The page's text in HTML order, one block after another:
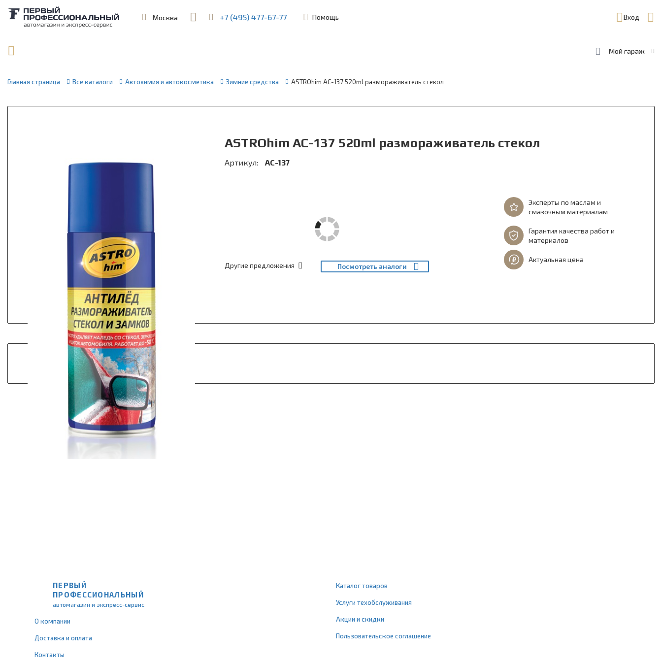
Москва ул. Шереметьевская, 45Б
+7 (495) 477-67-77 Помощь Вход
Мой гараж
Главная страница Все каталоги Автохимия и автокосметика Зимние средства ASTROhim AC-137 520ml размораживатель стекол
ASTROhim AC-137 520ml размораживатель стекол
Артикул: АС-137
Другие предложения Посмотреть аналоги
Эксперты по маслам и
смазочным материалам
Гарантия качества работ и
материалов
Актуальная цена
ПЕРВЫЙ
ПРОФЕССИОНАЛЬНЫЙ
автомагазин и экспресс-сервис
О компании
Доставка и оплата
Контакты
Каталог товаров
Услуги техобслуживания
Акции и скидки
Пользовательское соглашение